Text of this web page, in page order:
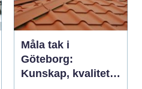
Måla tak i
Göteborg:
Kunskap, kvalitet